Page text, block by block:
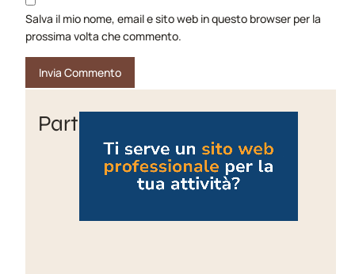
Salva il mio nome, email e sito web in questo browser per la
prossima volta che commento.
Partner